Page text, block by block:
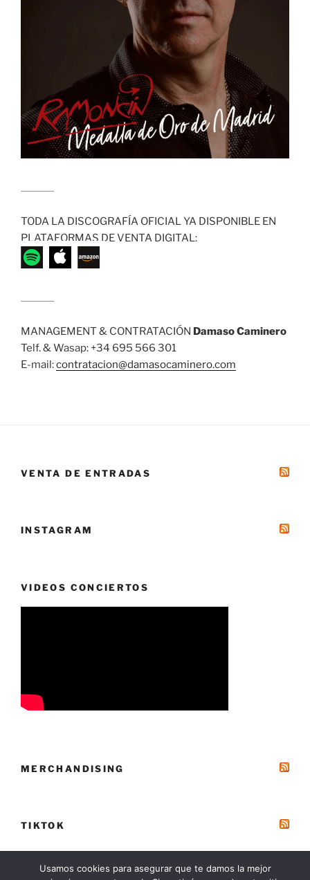
TODA LA DISCOGRAFÍA OFICIAL YA DISPONIBLE EN
PLATAFORMAS DE VENTA DIGITAL:
MANAGEMENT & CONTRATACIÓN Damaso Caminero
Telf. & Wasap: +34 695 566 301
E-mail:contratacion@damasocaminero.com
VENTA DE ENTRADAS
INSTAGRAM
VIDEOS CONCIERTOS
MERCHANDISING
TIKTOK
Usamos cookies para asegurar que te damos la mejor